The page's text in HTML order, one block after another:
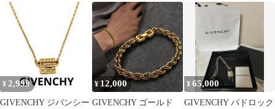
トーン付 希少デザイン
¥ 2,999
GIVENCHY ジバンシー
¥ 12,000
GIVENCHY ゴールド
¥65,000
GIVENCHY パドロック